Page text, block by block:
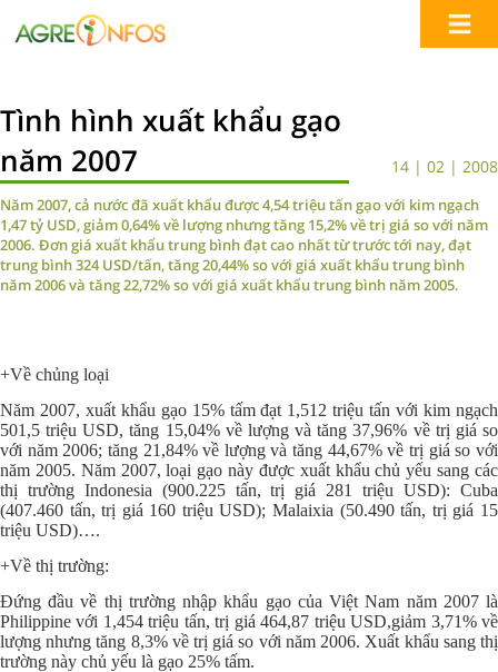
Tình hình xuất khẩu gạo
năm 2007
14 | 02 | 2008
Năm 2007, cả nước đã xuất khẩu được 4,54 triệu tấn gạo với kim ngạch
1,47 tỷ USD, giảm 0,64% về lượng nhưng tăng 15,2% về trị giá so với năm
2006. Đơn giá xuất khẩu trung bình đạt cao nhất từ trước tới nay, đạt
trung bình 324 USD/tấn, tăng 20,44% so với giá xuất khẩu trung bình
năm 2006 và tăng 22,72% so với giá xuất khẩu trung bình năm 2005.
+Về chủng loại
Năm 2007, xuất khẩu gạo 15% tấm đạt 1,512 triệu tấn với kim ngạch
501,5 triệu USD, tăng 15,04% về lượng và tăng 37,96% về trị giá so
với năm 2006; tăng 21,84% về lượng và tăng 44,67% về trị giá so với
năm 2005. Năm 2007, loại gạo này được xuất khẩu chủ yếu sang các
thị trường Indonesia (900.225 tấn, trị giá 281 triệu USD): Cuba
(407.460 tấn, trị giá 160 triệu USD); Malaixia (50.490 tấn, trị giá 15
triệu USD)….
+Về thị trường:
Đứng đầu về thị trường nhập khẩu gạo của Việt Nam năm 2007 là
Philippine với 1,454 triệu tấn, trị giá 464,87 triệu USD,giảm 3,71% về
lượng nhưng tăng 8,3% về trị giá so với năm 2006. Xuất khẩu sang thị
trường này chủ yếu là gạo 25% tấm.